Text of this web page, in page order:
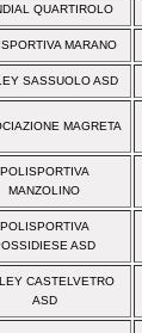
QUARTIROLO
MARANO
SASSUOLO ASD
MAGRETA
POLISPORTIVA
MANZOLINO
POLISPORTIVA
ASD
CASTELVETRO
ASD